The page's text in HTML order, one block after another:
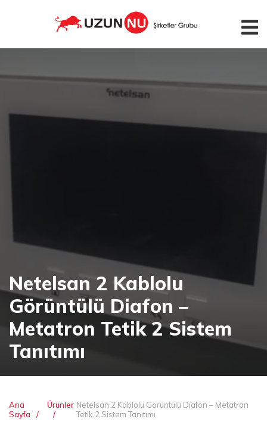
Netelsan 2 Kablolu
Görüntülü Diafon –
Metatron Tetik 2 Sistem
Tanıtımı
Ana
Sayfa
Ürünler Netelsan 2 Kablolu Görüntülü Diafon – Metatron
Tetik 2 Sistem Tanıtımı